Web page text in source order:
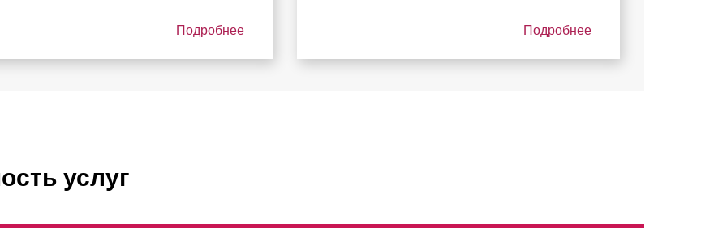
Подробнее Подробнее
услуг